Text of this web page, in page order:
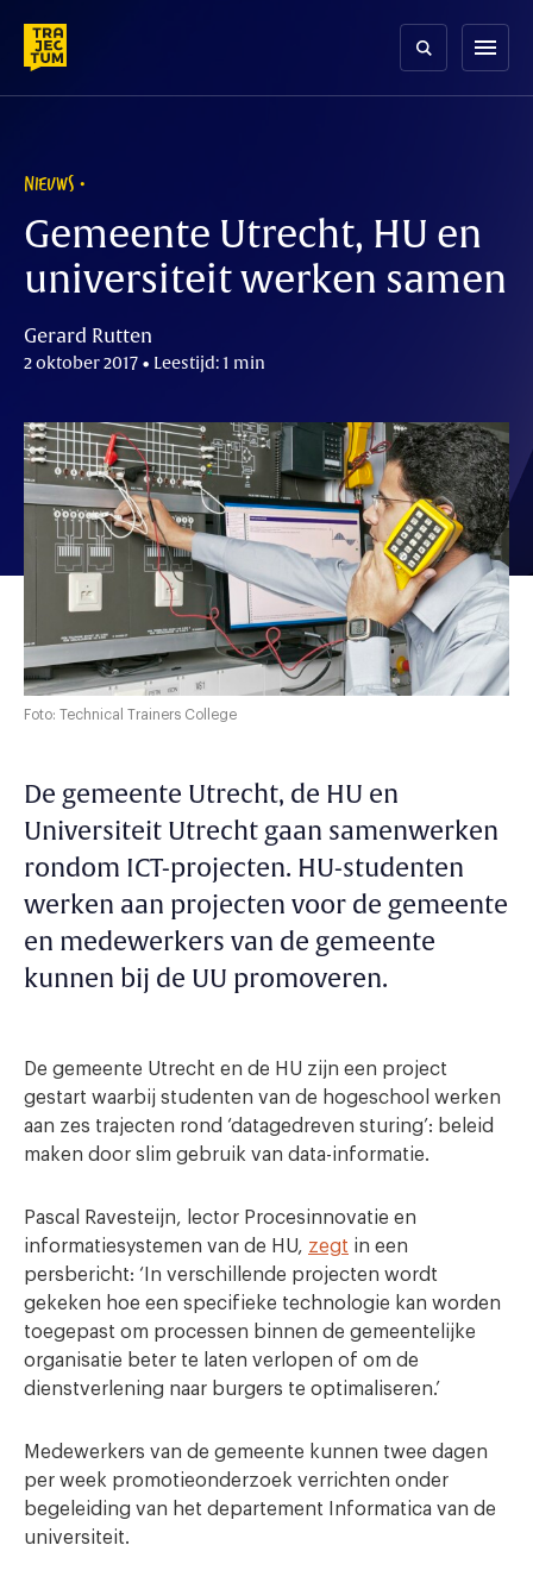
content
menu
NIEUWS
Gemeente Utrecht, HU en
universiteit werken samen
Gerard Rutten
2 oktober 2017 • Leestijd: 1 min
Foto: Technical Trainers College
De gemeente Utrecht, de HU en
Universiteit Utrecht gaan samenwerken
rondom ICT-projecten. HU-studenten
werken aan projecten voor de gemeente
en medewerkers van de gemeente
kunnen bij de UU promoveren.
De gemeente Utrecht en de HU zijn een project
gestart waarbij studenten van de hogeschool werken
aan zes trajecten rond ‘datagedreven sturing’: beleid
maken door slim gebruik van data-informatie.
Pascal Ravesteijn, lector Procesinnovatie en
informatiesystemen van de HU, zegt in een
persbericht: ‘In verschillende projecten wordt
gekeken hoe een specifieke technologie kan worden
toegepast om processen binnen de gemeentelijke
organisatie beter te laten verlopen of om de
dienstverlening naar burgers te optimaliseren.’
Medewerkers van de gemeente kunnen twee dagen
per week promotieonderzoek verrichten onder
begeleiding van het departement Informatica van de
universiteit.